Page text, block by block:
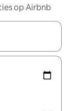
op Airbnb
je een keuze